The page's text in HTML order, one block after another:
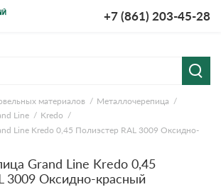
+7 (861) 203-45-28
материалов
Металлочерепица
Line
Kredo
Line Kredo 0,45 Полиэстер RAL 3009 Оксидно-
Grand Line Kredo 0,45
3009 Оксидно-красный